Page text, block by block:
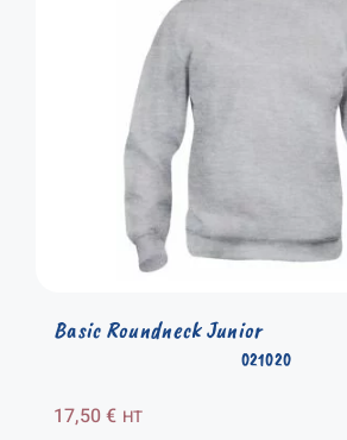
021020
Basic Roundneck Junior
17,50€ HT